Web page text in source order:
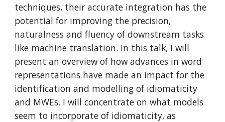
techniques, their accurate integration has the
potential for improving the precision,
naturalness and fluency of downstream tasks
like machine translation. In this talk, I will
present an overview of how advances in word
representations have made an impact for the
identification and modelling of idiomaticity
and MWEs. I will concentrate on what models
seem to incorporate of idiomaticity, as